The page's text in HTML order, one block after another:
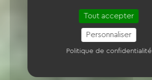
Tout accepter
Personnaliser
Politique de confidentialité